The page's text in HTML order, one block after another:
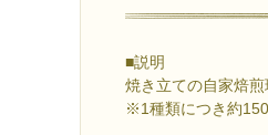
■説明
焼き立ての自家焙煎
※1種類につき約